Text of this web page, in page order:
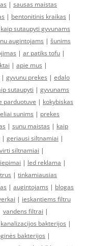
| sausas maistas
| bentonitinis kraikas |
kaip sutaupyti gyvunams
augintojams | šunims
| ar patiks tofu |
| apie mus |
| gyvunu prekes | edalo
sutaupyti | gyvunams
parduotuve | kokybiskas
sunims | prekes
| sunu maistas | kaip
| geriausi siltnamiai |
siltnamiai |
| led reklama |
| tinkamiausias
| augintojams | blogas
| ieskantiems filtru
vandens filtrai |
kanalizacijos bakterijos |
bakterijos |